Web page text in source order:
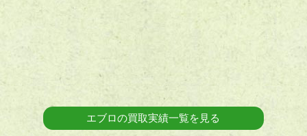
【宅配買取】栃木県さくら市のミニカーの買
取実績｜高度成長期のマイカーブームを象徴
する1台「エブロ/EBBRO 1/12 スバル 360
1963 アイボリー」をお譲り頂きました。
実績｜「
エブロの買取実績一覧を見る